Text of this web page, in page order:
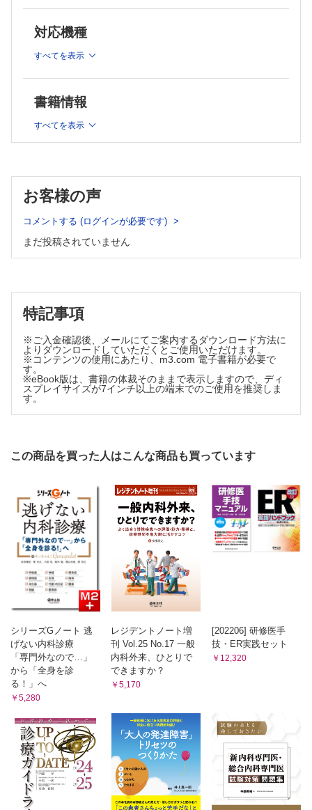
原著
美容外科における3Dモデルの活用法 田中宏典ほか
と改良 小平 聡ほか
経験
ニング）による肝斑増悪症例に対する治療経験 葛西健一郎
症例
工夫
賢樹ほか
対応機種
すべてを表示
書籍情報
すべてを表示
お客様の声
コメントする (ログインが必要です)
まだ投稿されていません
特記事項
※ご入金確認後、メールにてご案内するダウンロード方法に
よりダウンロードしていただくとご使用いただけます。
※コンテンツの使用にあたり、m3.com 電子書籍が必要で
す。
※eBook版は、書籍の体裁そのままで表示しますので、ディ
スプレイサイズが7インチ以上の端末でのご使用を推奨しま
す。
この商品を買った人はこんな商品も買っています
シリーズGノート 逃
げない内科診療
「専門外なので…」
から「全身を診
る！」へ
￥5,280
レジデントノート増
刊 Vol.25 No.17 一般
内科外来、ひとりで
できますか？
￥5,170
[202206] 研修医手
技・ER実践セット
￥12,320